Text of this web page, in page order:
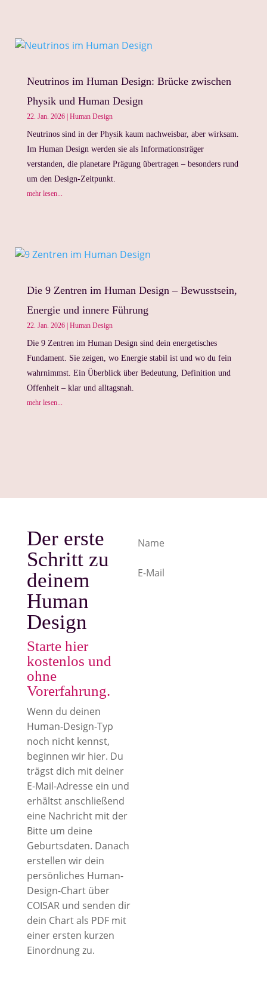
Neutrinos im Human Design: Brücke zwischen
Physik und Human Design
22. Jan. 2026| Human Design
Neutrinos sind in der Physik kaum nachweisbar, aber wirksam.
Im Human Design werden sie als Informationsträger
verstanden, die planetare Prägung übertragen – besonders rund
um den Design-Zeitpunkt.
mehr lesen...
Die 9 Zentren im Human Design – Bewusstsein,
Energie und innere Führung
22. Jan. 2026| Human Design
Die 9 Zentren im Human Design sind dein energetisches
Fundament. Sie zeigen, wo Energie stabil ist und wo du fein
wahrnimmst. Ein Überblick über Bedeutung, Definition und
Offenheit – klar und alltagsnah.
mehr lesen...
Der erste
Schritt zu
deinem
Human
Design
Starte hier
kostenlos und
ohne
Vorerfahrung.
Wenn du deinen
Human-Design-Typ
noch nicht kennst,
beginnen wir hier. Du
trägst dich mit deiner
E-Mail-Adresse ein und
erhältst anschließend
eine Nachricht mit der
Bitte um deine
Geburtsdaten. Danach
erstellen wir dein
persönliches Human-
Design-Chart über
COISAR und senden dir
dein Chart als PDF mit
einer ersten kurzen
Einordnung zu.